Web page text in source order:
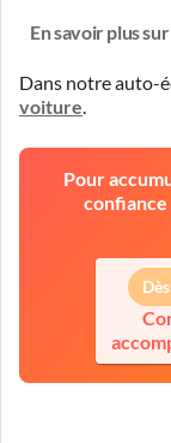
En savoir plus
Dans notre auto-
voiture.
Pour
confiance